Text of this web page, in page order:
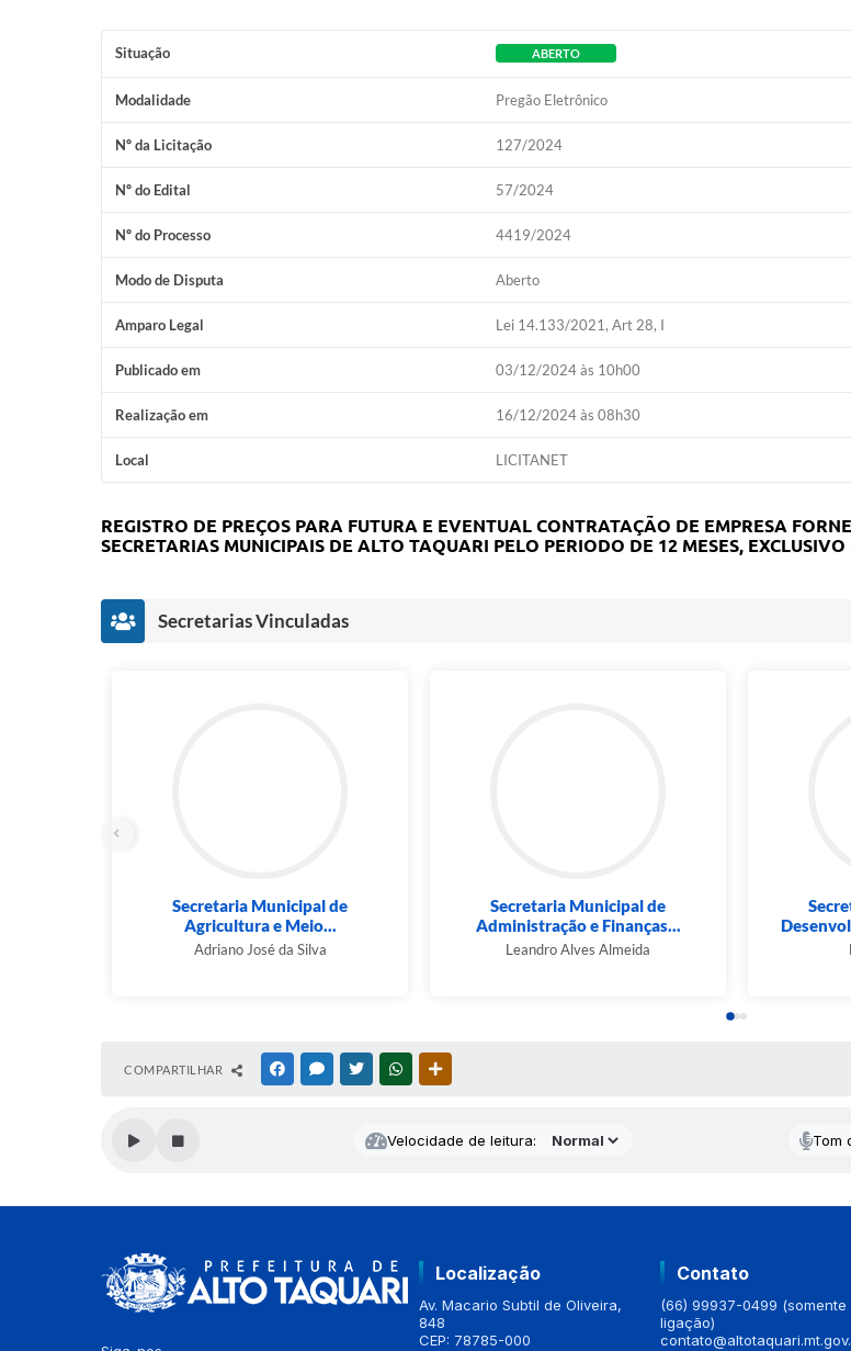
Situação ABERTO
Modalidade Pregão Eletrônico
Nº da Licitação 127/2024
Nº do Edital 57/2024
Nº do Processo 4419/2024
Modo de Disputa Aberto
Amparo Legal Lei 14.133/2021, Art 28, I
Publicado em 03/12/2024 às 10h00
Realização em 16/12/2024 às 08h30
Local LICITANET
REGISTRO DE PREÇOS PARA FUTURA E EVENTUAL CONTRATAÇÃO DE EMPRESA
SECRETARIAS MUNICIPAIS DE ALTO TAQUARI PELO PERIODO DE 12 MESES, EXCLUSIVO
Secretarias Vinculadas
Secretaria Municipal de
Agricultura e Meio...
Adriano José da Silva
Secretaria Municipal de
Administração e Finanças...
Leandro Alves Almeida
COMPARTILHAR FACEBOOKMESSENGER
TWITTERWHATSAPP
Velocidade de leitura: Tom
Localização
Av. Macario Subtil de Oliveira,
848
CEP: 78785-000
Contato
(66) 99937-0499 (somente
ligação)